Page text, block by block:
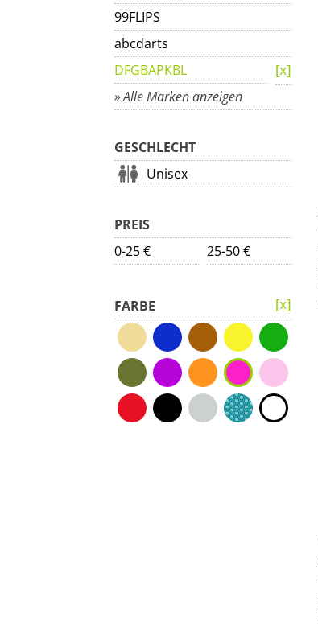
99FLIPS
abcdarts
DFGBAPKBL
» Alle Marken anzeigen
GESCHLECHT
Unisex
PREIS
0-25 €
25-50 €
FARBE